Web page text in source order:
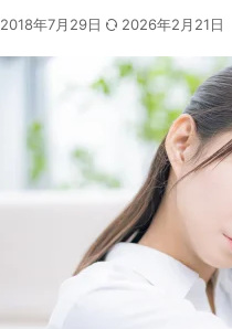
2018年7月29日 2026年2月21日